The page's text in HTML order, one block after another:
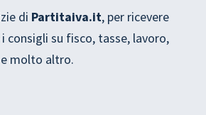
di Partitaiva.it, per ricevere
consigli su fisco, tasse, lavoro,
molto altro.